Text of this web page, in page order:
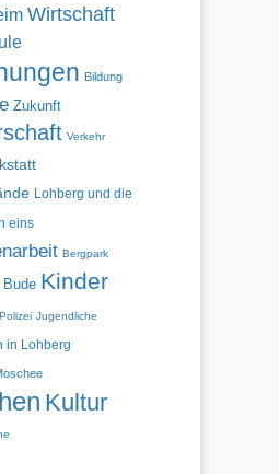
Wirtschaft
Bildung
Zukunft
Verkehr
Lohberg und die
eins
Bergpark
Bude Kinder
Polizei Jugendliche
in Lohberg
Kultur